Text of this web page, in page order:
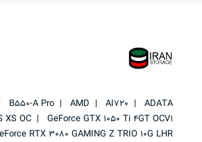
ADATA
AI720
AMD
B550-A Pro
GeForce GTX 1050 Ti 4GT OCV1
XS OC
RTX 3080 GAMING Z TRIO 10G LHR